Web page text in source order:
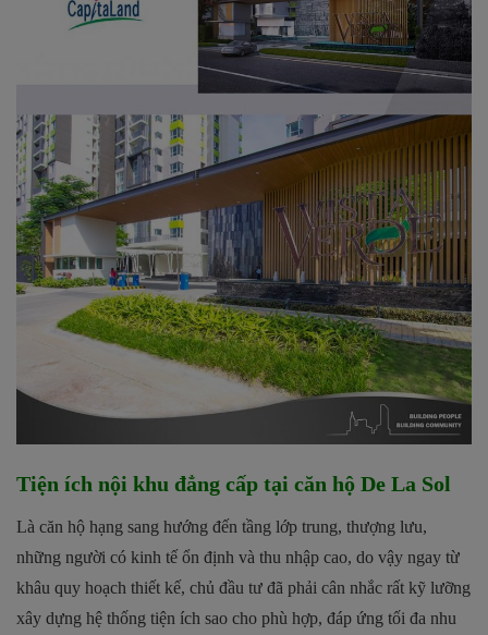
Tiện ích nội khu đẳng cấp tại căn hộ De La Sol
Là căn hộ hạng sang hướng đến tầng lớp trung, thượng lưu,
những người có kinh tế ổn định và thu nhập cao, do vậy ngay từ
khâu quy hoạch thiết kế, chủ đầu tư đã phải cân nhắc rất kỹ lưỡng
xây dựng hệ thống tiện ích sao cho phù hợp, đáp ứng tối đa nhu